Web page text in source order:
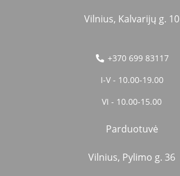
Vilnius, Kalvarijų g. 10
+370 699 83117
I-V - 10.00-19.00
VI - 10.00-15.00
Parduotuvė
Vilnius, Pylimo g. 36